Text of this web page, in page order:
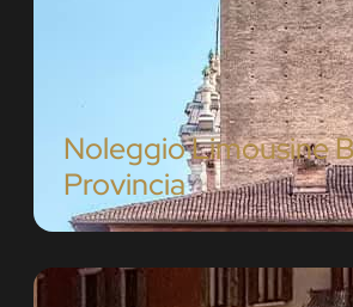
Noleggio Limousine
Provincia